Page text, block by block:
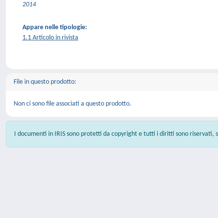
2014
Appare nelle tipologie:
1.1 Articolo in rivista
File in questo prodotto:
Non ci sono file associati a questo prodotto.
I documenti in IRIS sono protetti da copyright e tutti i diritti sono riservati,